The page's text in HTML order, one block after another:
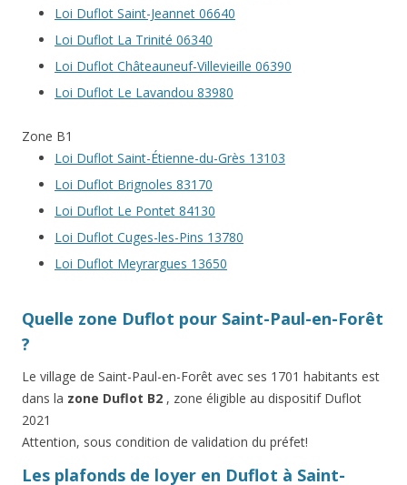
Loi Duflot Saint-Jeannet 06640
Loi Duflot La Trinité 06340
Loi Duflot Châteauneuf-Villevieille 06390
Loi Duflot Le Lavandou 83980
Zone B1
Loi Duflot Saint-Étienne-du-Grès 13103
Loi Duflot Brignoles 83170
Loi Duflot Le Pontet 84130
Loi Duflot Cuges-les-Pins 13780
Loi Duflot Meyrargues 13650
Quelle zone Duflot pour Saint-Paul-en-Forêt
?
Le village de Saint-Paul-en-Forêt avec ses 1701 habitants est
dans la zone Duflot B2 , zone éligible au dispositif Duflot
2021
Attention, sous condition de validation du préfet!
Les plafonds de loyer en Duflot à Saint-